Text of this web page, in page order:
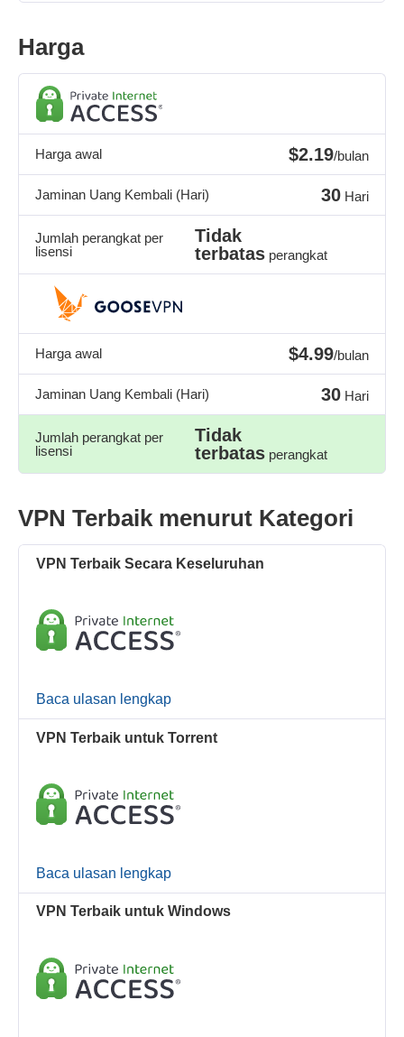
Harga
Harga awal $2.19/bulan
Jaminan Uang Kembali (Hari) 30 Hari
Jumlah perangkat per
lisensi
Tidak
terbatasperangkat
Harga awal $4.99/bulan
Jaminan Uang Kembali (Hari) 30 Hari
Jumlah perangkat per
lisensi
Tidak
terbatasperangkat
VPN Terbaik menurut Kategori
VPN Terbaik Secara Keseluruhan
Baca ulasan lengkap
VPN Terbaik untuk Torrent
Baca ulasan lengkap
VPN Terbaik untuk Windows